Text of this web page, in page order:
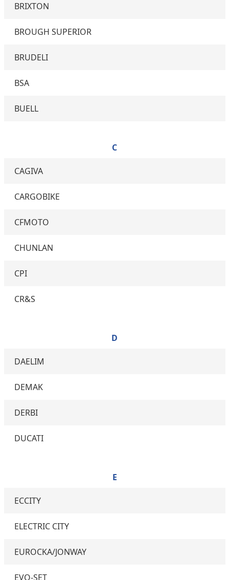
BRIXTON
BROUGH SUPERIOR
BRUDELI
BSA
BUELL
C
CAGIVA
CARGOBIKE
CFMOTO
CHUNLAN
CPI
CR&S
D
DAELIM
DEMAK
DERBI
DUCATI
E
ECCITY
ELECTRIC CITY
EUROCKA/JONWAY
EVO-SET